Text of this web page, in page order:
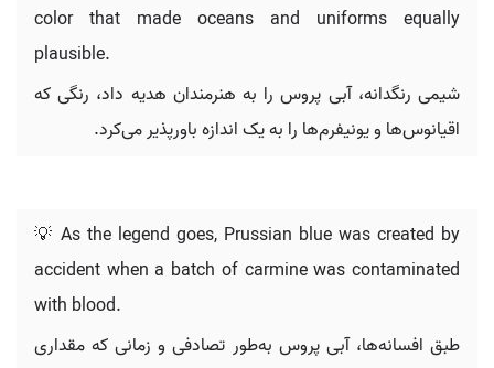
color that made oceans and uniforms equally
plausible.
شیمی رنگدانه، آبی پروس را به هنرمندان هدیه داد، رنگی که
اقیانوس‌ها و یونیفرم‌ها را به یک اندازه باورپذیر می‌کرد.
💡 As the legend goes, Prussian blue was created by
accident when a batch of carmine was contaminated
with blood.
طبق افسانه‌ها، آبی پروس به‌طور تصادفی و زمانی که مقداری